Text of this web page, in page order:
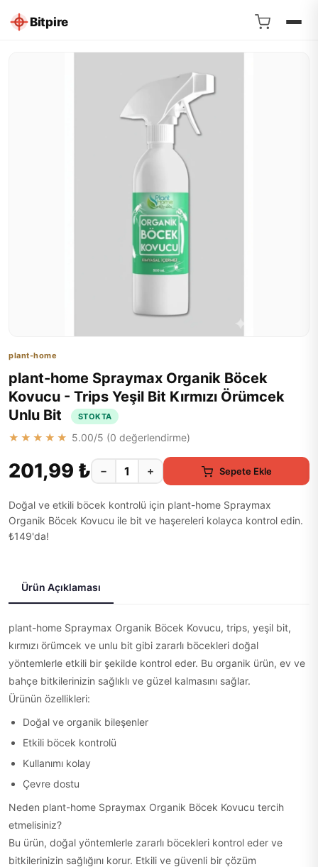
Bitpire
plant-home
plant-home Spraymax Organik Böcek
Kovucu - Trips Yeşil Bit Kırmızı Örümcek
Unlu Bit
STOKTA
★★★★★ 5.00/5 (0 değerlendirme)
201,99 ₺ − + Sepete Ekle
Doğal ve etkili böcek kontrolü için plant-home Spraymax
Organik Böcek Kovucu ile bit ve haşereleri kolayca kontrol edin.
₺149'da!
Ürün Açıklaması
plant-home Spraymax Organik Böcek Kovucu, trips, yeşil bit,
kırmızı örümcek ve unlu bit gibi zararlı böcekleri doğal
yöntemlerle etkili bir şekilde kontrol eder. Bu organik ürün, ev ve
bahçe bitkilerinizin sağlıklı ve güzel kalmasını sağlar.
Ürünün özellikleri:
Doğal ve organik bileşenler
Etkili böcek kontrolü
Kullanımı kolay
Çevre dostu
Neden plant-home Spraymax Organik Böcek Kovucu tercih
etmelisiniz?
Bu ürün, doğal yöntemlerle zararlı böcekleri kontrol eder ve
bitkilerinizin sağlığını korur. Etkili ve güvenli bir çözüm